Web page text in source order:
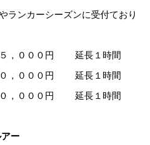
ランカーシーズンに受付ておりま
，０００円 延長１時間 ９，
，０００円 延長１時間 ８，
，０００円 延長１時間 ７，
アー